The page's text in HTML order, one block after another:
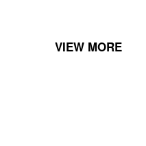
VIEW MORE